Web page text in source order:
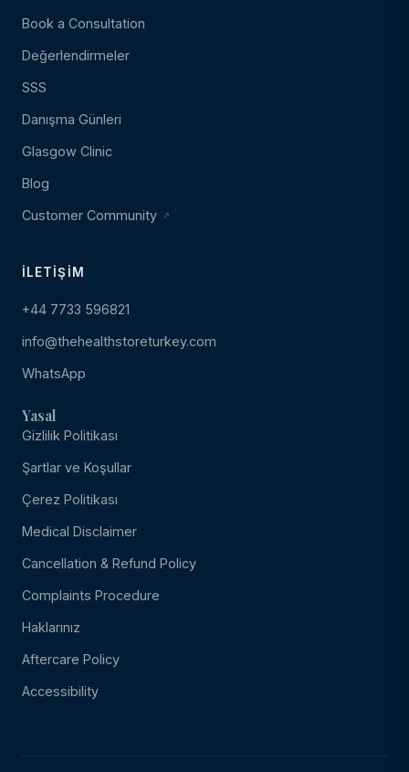
Book a Consultation
Değerlendirmeler
SSS
Danışma Günleri
Glasgow Clinic
Blog
Customer Community
İLETIŞIM
+44 7733 596821
info@thehealthstoreturkey.com
WhatsApp
Yasal
Gizlilik Politikası
Şartlar ve Koşullar
Çerez Politikası
Medical Disclaimer
Cancellation & Refund Policy
Complaints Procedure
Haklarınız
Aftercare Policy
Accessibility